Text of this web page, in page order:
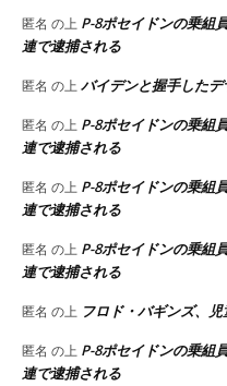
匿名 の上 P-8ポセイドンの乗組
連で逮捕される
匿名 の上 バイデンと握手した
匿名 の上 P-8ポセイドンの乗組
連で逮捕される
匿名 の上 P-8ポセイドンの乗組
連で逮捕される
匿名 の上 P-8ポセイドンの乗組
連で逮捕される
匿名 の上 フロド・バギンズ、
匿名 の上 P-8ポセイドンの乗組
連で逮捕される